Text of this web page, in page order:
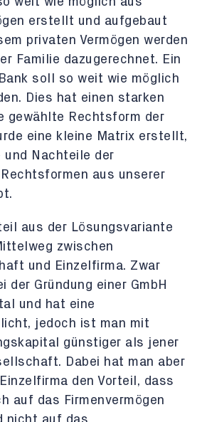
erstellt und aufgebaut
privaten Vermögen werden
Familie dazugerechnet. Ein
soll so weit wie möglich
Dies hat einen starken
gewählte Rechtsform der
eine kleine Matrix erstellt,
und Nachteile der
aus unserer
aus der Lösungsvariante
zwischen
und Einzelfirma. Zwar
der Gründung einer GmbH
und hat eine
jedoch ist man mit
günstiger als jener
Dabei hat man aber
den Vorteil, dass
auf das Firmenvermögen